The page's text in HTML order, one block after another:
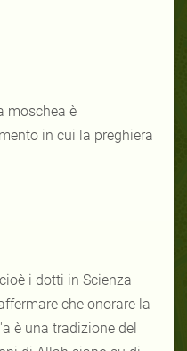
moschea è
in cui la preghiera
i dotti in Scienza
che onorare la
è una tradizione del